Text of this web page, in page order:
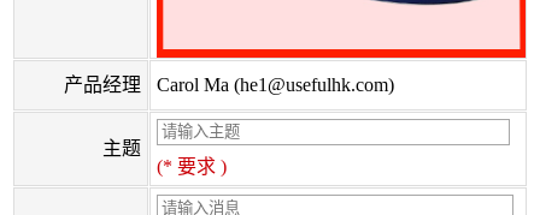
产品经理 Carol Ma (he1@usefulhk.com)
主题
(* 要求 )